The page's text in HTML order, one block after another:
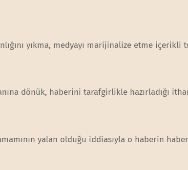
yıkma, medyayı marijinalize etme içerikli
dönük, haberini tarafgirlikle hazırladığı
yalan olduğu iddiasıyla o haberin